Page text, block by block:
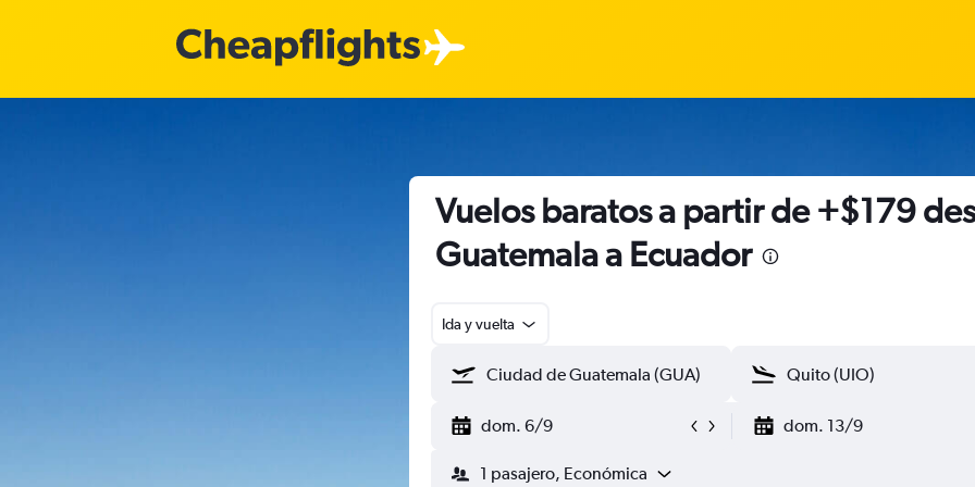
Vuelos baratos a partir de +$179
Guatemala a Ecuador
Ida y vuelta
dom. 6/9 dom. 13/9
1 pasajero, Económica